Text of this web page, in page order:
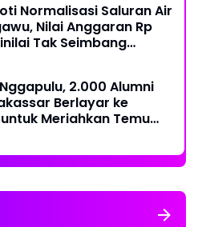
Normalisasi Saluran Air
Nilai Anggaran Rp
Tak Seimbang
2.000 Alumni
Berlayar ke
Meriahkan Temu